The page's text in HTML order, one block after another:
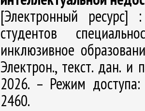
[Электронный ресурс]
студентов
инклюзивное
Электрон., текст. дан.
2026. – Режим
2460.